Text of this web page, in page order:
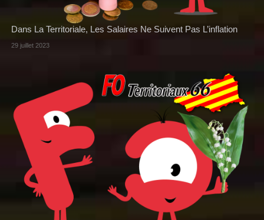
Dans La Territoriale, Les Salaires Ne Suivent Pas L’inflation
29 juillet 2023